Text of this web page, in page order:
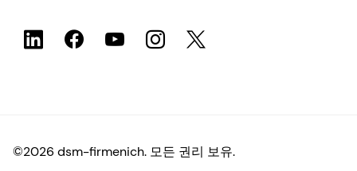
©2026 dsm-firmenich. 모든 권리 보유.